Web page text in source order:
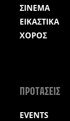
ΣΙΝΕΜΑ
ΕΙΚΑΣΤΙΚΑ
ΧΟΡΟΣ
ΠΡΟΤΑΣΕΙΣ
EVENTS